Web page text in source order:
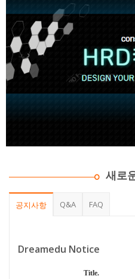
새로
공지사항 Q&A FAQ
Dreamedu Notice
Title.